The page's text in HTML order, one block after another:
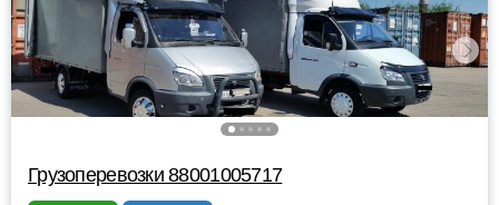
Грузоперевозки 88001005717